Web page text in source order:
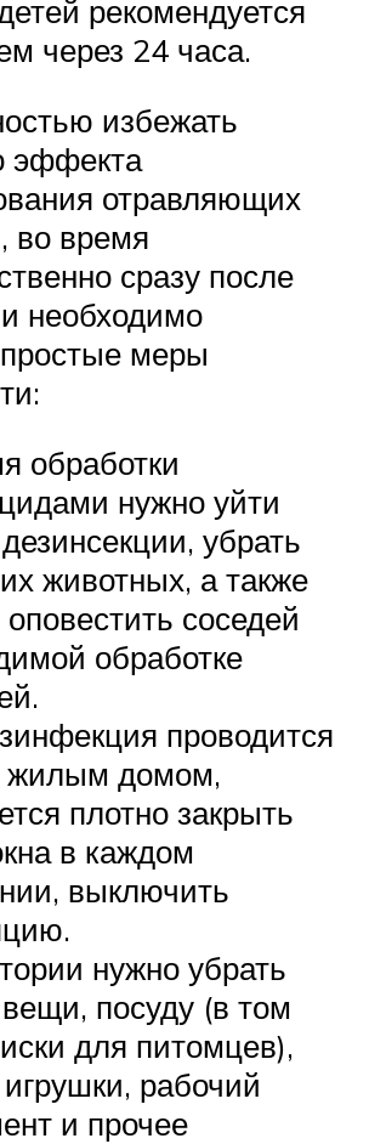
рекомендуется
через 24 часа.
избежать
эффекта
отравляющих
во время
сразу после
необходимо
меры
обработки
нужно уйти
убрать
животных, а также
соседей
обработке
проводится
жилым домом,
плотно закрыть
в каждом
выключить
нужно убрать
посуду (в том
для питомцев),
рабочий
и прочее